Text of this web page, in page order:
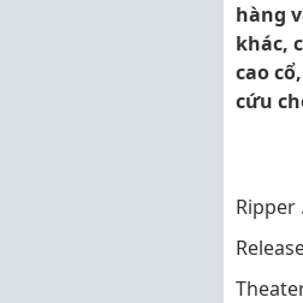
hàng
khác,
cao
cứu
Ripper